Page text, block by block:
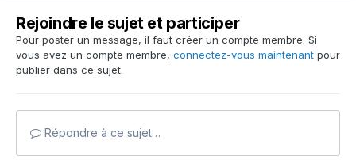
Rejoindre le sujet et participer
Pour poster un message, il faut créer un compte membre. Si
vous avez un compte membre, connectez-vous maintenant pour
publier dans ce sujet.
Répondre à ce sujet…